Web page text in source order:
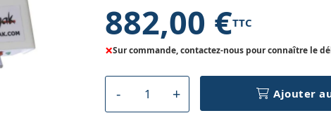
882,00 €TTC
×Sur commande, contactez-nous pour connaître le
Ajouter